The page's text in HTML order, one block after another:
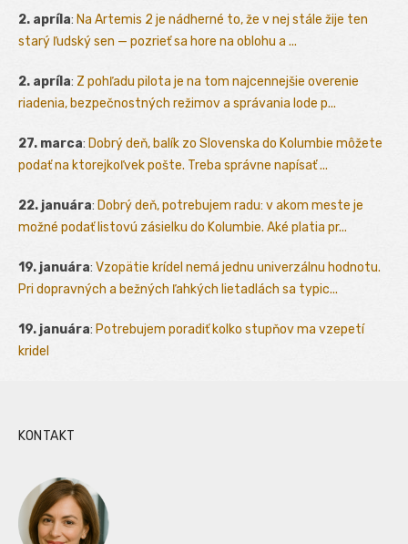
2. apríla: Na Artemis 2 je nádherné to, že v nej stále žije ten
starý ľudský sen — pozrieť sa hore na oblohu a ...
2. apríla: Z pohľadu pilota je na tom najcennejšie overenie
riadenia, bezpečnostných režimov a správania lode p...
27. marca: Dobrý deň, balík zo Slovenska do Kolumbie môžete
podať na ktorejkoľvek pošte. Treba správne napísať ...
22. januára: Dobrý deň, potrebujem radu: v akom meste je
možné podať listovú zásielku do Kolumbie. Aké platia pr...
19. januára: Vzopätie krídel nemá jednu univerzálnu hodnotu.
Pri dopravných a bežných ľahkých lietadlách sa typic...
19. januára: Potrebujem poradiť kolko stupňov ma vzepetí
kridel
KONTAKT